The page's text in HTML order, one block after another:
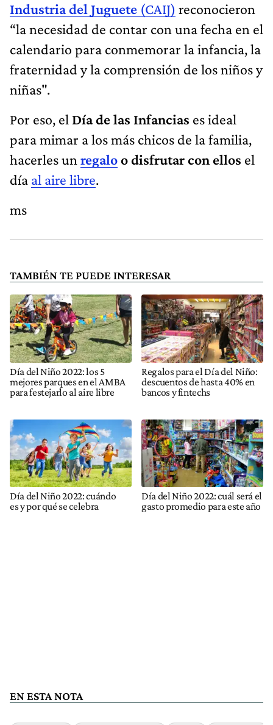
Industria del Juguete (CAIJ) reconocieron
“la necesidad de contar con una fecha en el
calendario para conmemorar la infancia, la
fraternidad y la comprensión de los niños y
niñas".
Por eso, el Día de las Infancias es ideal
para mimar a los más chicos de la familia,
hacerles un regaloo disfrutar con ellos el
día al aire libre.
ms
TAMBIÉN TE PUEDE INTERESAR
Día del Niño 2022: los 5
mejores parques en el AMBA
para festejarlo al aire libre
Regalos para el Día del Niño:
descuentos de hasta 40% en
bancos y fintechs
Día del Niño 2022: cuándo
es y por qué se celebra
Día del Niño 2022: cuál será el
gasto promedio para este año
EN ESTA NOTA